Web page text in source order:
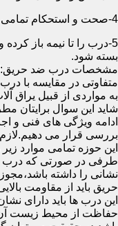
4-صحت و استحکام تمامی لولاهای درب بررسی شود.
5-درب را تا نیمه باز
بسته شود.
مشخصات درب ضد حریق:از
متفاوتی در مقایسه با
به مواردی از قبیل
شاید این سوال برایتان
ادامه ویژگی های فنی و
بررسی قرار می دهیم.لازم
این حوزه تمامی موارد زیر
طرفی در صورتی که درب
نشانی را داشته
حریق باید از مقاومت
حفاظت از محیط زیست آن